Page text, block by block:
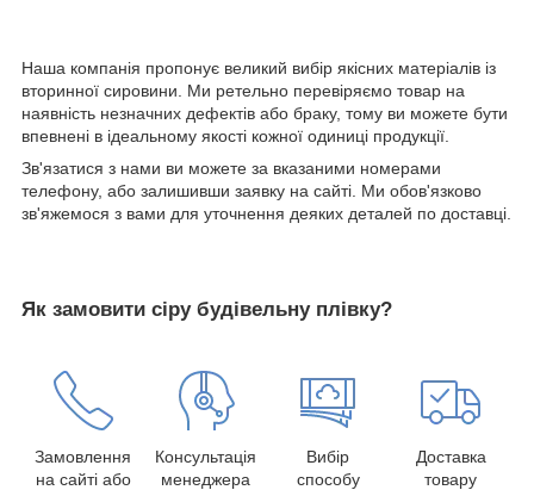
Наша компанія пропонує великий вибір якісних матеріалів із
вторинної сировини. Ми ретельно перевіряємо товар на
наявність незначних дефектів або браку, тому ви можете бути
впевнені в ідеальному якості кожної одиниці продукції.
Зв'язатися з нами ви можете за вказаними номерами
телефону, або залишивши заявку на сайті. Ми обов'язково
зв'яжемося з вами для уточнення деяких деталей по доставці.
Як замовити сіру будівельну плівку?
Замовлення
на сайті або
Консультація
менеджера
Вибір
способу
Доставка
товару